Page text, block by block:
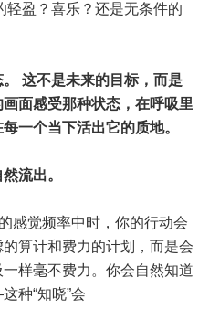
轻盈？喜乐？还是无条件的
这不是未来的目标，而是
面感受那种状态，在呼吸里
一个当下活出它的质地。
流出。
感觉频率中时，你的行动会
算计和费力的计划，而是会
样毫不费力。你会自然知道
种“知晓”会